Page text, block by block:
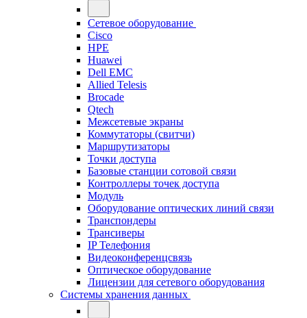
Сетевое оборудование
Cisco
HPE
Huawei
Dell EMC
Allied Telesis
Brocade
Qtech
Межсетевые экраны
Коммутаторы (свитчи)
Маршрутизаторы
Точки доступа
Базовые станции сотовой связи
Контроллеры точек доступа
Модуль
Оборудование оптических линий связи
Транспондеры
Трансиверы
IP Телефония
Видеоконференцсвязь
Оптическое оборудование
Лицензии для сетевого оборудования
Системы хранения данных